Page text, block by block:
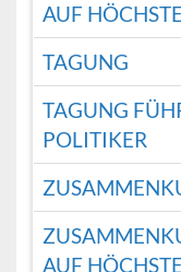
AUF
TAGUNG
TAGUNG
POLITIKER
AUF